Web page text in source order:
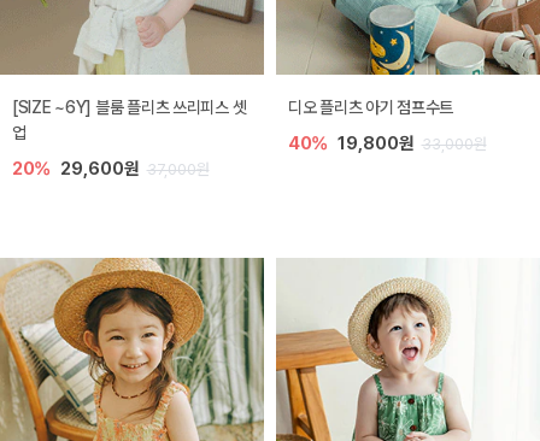
[SIZE ~6Y] 블룸 플리츠 쓰리피스 셋
업
20% 29,600원 37,000원
디오 플리츠 아기 점프수트
40% 19,800원 33,000원